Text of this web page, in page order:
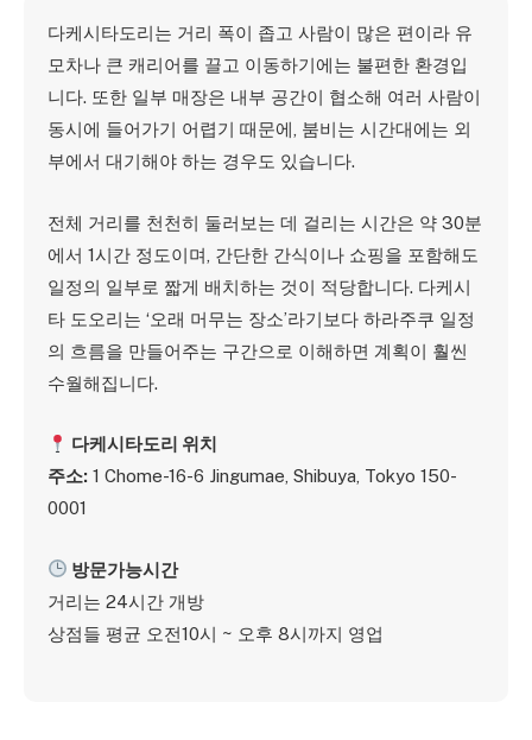
다케시타도리는 거리 폭이 좁고 사람이 많은 편이라 유
모차나 큰 캐리어를 끌고 이동하기에는 불편한 환경입
니다. 또한 일부 매장은 내부 공간이 협소해 여러 사람이
동시에 들어가기 어렵기 때문에, 붐비는 시간대에는 외
부에서 대기해야 하는 경우도 있습니다.
전체 거리를 천천히 둘러보는 데 걸리는 시간은 약 30분
에서 1시간 정도이며, 간단한 간식이나 쇼핑을 포함해도
일정의 일부로 짧게 배치하는 것이 적당합니다. 다케시
타 도오리는 ‘오래 머무는 장소’라기보다 하라주쿠 일정
의 흐름을 만들어주는 구간으로 이해하면 계획이 훨씬
수월해집니다.
다케시타도리 위치
주소: 1 Chome-16-6 Jingumae, Shibuya, Tokyo 150-
0001
방문가능시간
거리는 24시간 개방
상점들 평균 오전10시 ~ 오후 8시까지 영업